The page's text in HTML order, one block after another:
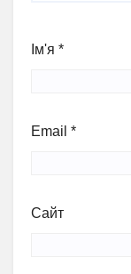
Ім'я *
Email *
Сайт